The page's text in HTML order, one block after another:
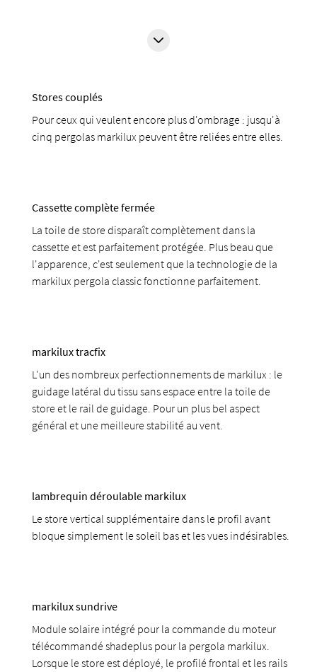
Stores couplés
Pour ceux qui veulent encore plus d'ombrage : jusqu'à
cinq pergolas markilux peuvent être reliées entre elles.
Cassette complète fermée
La toile de store disparaît complètement dans la
cassette et est parfaitement protégée. Plus beau que
l'apparence, c'est seulement que la technologie de la
markilux pergola classic fonctionne parfaitement.
markilux tracfix
L'un des nombreux perfectionnements de markilux : le
guidage latéral du tissu sans espace entre la toile de
store et le rail de guidage. Pour un plus bel aspect
général et une meilleure stabilité au vent.
lambrequin déroulable markilux
Le store vertical supplémentaire dans le profil avant
bloque simplement le soleil bas et les vues indésirables.
markilux sundrive
Module solaire intégré pour la commande du moteur
télécommandé shadeplus pour la pergola markilux.
Lorsque le store est déployé, le profilé frontal et les rails